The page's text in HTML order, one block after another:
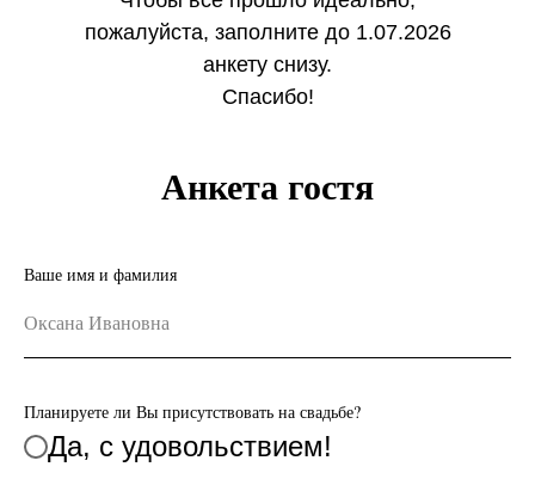
пожалуйста, заполните до 1.07.2026
анкету снизу.
Спасибо!
Анкета гостя
Ваше имя и фамилия
Планируете ли Вы присутствовать на свадьбе?
Да, с удовольствием!